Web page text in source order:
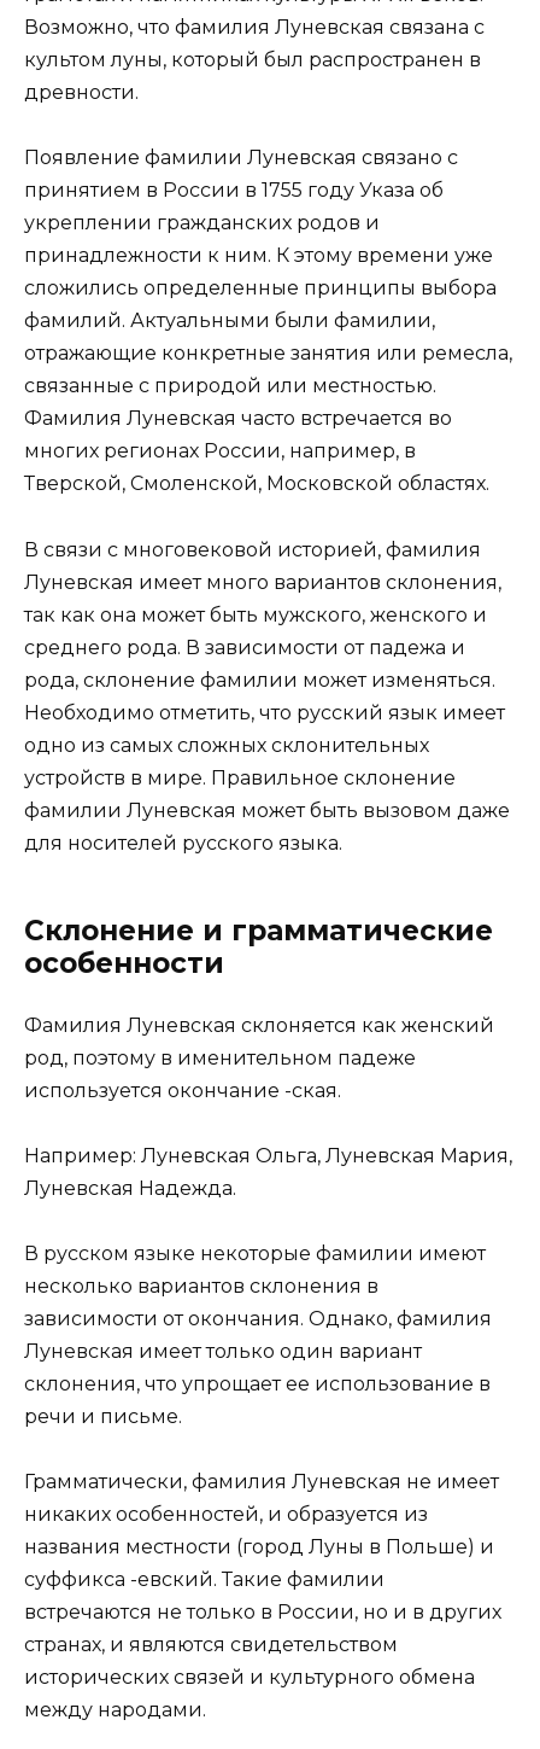
Возможно, что фамилия Луневская связана с
культом луны, который был распространен в
древности.
Появление фамилии Луневская связано с
принятием в России в 1755 году Указа об
укреплении гражданских родов и
принадлежности к ним. К этому времени уже
сложились определенные принципы выбора
фамилий. Актуальными были фамилии,
отражающие конкретные занятия или ремесла,
связанные с природой или местностью.
Фамилия Луневская часто встречается во
многих регионах России, например, в
Тверской, Смоленской, Московской областях.
В связи с многовековой историей, фамилия
Луневская имеет много вариантов склонения,
так как она может быть мужского, женского и
среднего рода. В зависимости от падежа и
рода, склонение фамилии может изменяться.
Необходимо отметить, что русский язык имеет
одно из самых сложных склонительных
устройств в мире. Правильное склонение
фамилии Луневская может быть вызовом даже
для носителей русского языка.
Склонение и грамматические
особенности
Фамилия Луневская склоняется как женский
род, поэтому в именительном падеже
используется окончание -ская.
Например: Луневская Ольга, Луневская Мария,
Луневская Надежда.
В русском языке некоторые фамилии имеют
несколько вариантов склонения в
зависимости от окончания. Однако, фамилия
Луневская имеет только один вариант
склонения, что упрощает ее использование в
речи и письме.
Грамматически, фамилия Луневская не имеет
никаких особенностей, и образуется из
названия местности (город Луны в Польше) и
суффикса -евский. Такие фамилии
встречаются не только в России, но и в других
странах, и являются свидетельством
исторических связей и культурного обмена
между народами.